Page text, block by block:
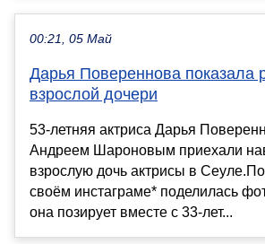
00:21, 05 Май
Дарья Повереннова показала
взрослой дочери
53-летняя актриса Дарья
Андреем Шароновым приехали
взрослую дочь актрисы в
своём инстаграме* поделилась
она позирует вместе с 33-лет...